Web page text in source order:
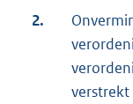
2.
verstrekt